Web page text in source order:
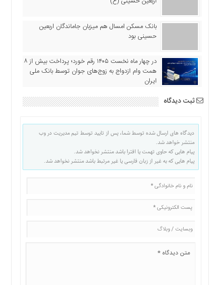
بانک مسکن امسال هم میزبان جاماندگان اربعین
حسینی بود
در چهار ماه نخست ۱۴۰۵ رقم خورد؛ پرداخت بیش از ۸
همت وام ازدواج به زوج‌های جوان توسط بانک ملی
ایران
ثبت دیدگاه
دیدگاه های ارسال شده توسط شما، پس از تایید توسط تیم مدیریت در وب
منتشر خواهد شد.
پیام هایی که حاوی تهمت یا افترا باشد منتشر نخواهد شد.
پیام هایی که به غیر از زبان فارسی یا غیر مرتبط باشد منتشر نخواهد شد.